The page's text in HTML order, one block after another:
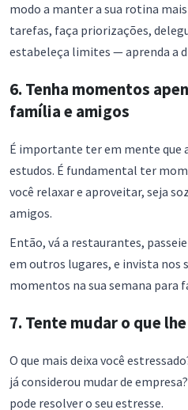
modo a manter a sua rotina
tarefas, faça priorizações,
estabeleça limites — aprenda a
6. Tenha momentos
família e amigos
É importante ter em mente que
estudos. É fundamental ter
você relaxar e aproveitar, seja
amigos.
Então, vá a restaurantes,
em outros lugares, e invista nos
momentos na sua semana para
7. Tente mudar o que
O que mais deixa você
já considerou mudar de
pode resolver o seu estresse.